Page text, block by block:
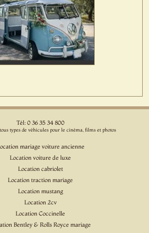
Tél: 0 36 35 34 800
types de véhicules pour le cinéma, films et photos
mariage voiture ancienne
Location voiture de luxe
Location cabriolet
Location traction mariage
Location mustang
Location 2cv
Location Coccinelle
Bentley & Rolls Royce mariage